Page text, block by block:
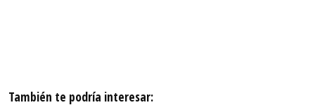
También te podría interesar: